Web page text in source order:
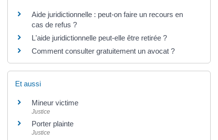
Aide juridictionnelle : peut-on faire un recours en
cas de refus ?
L'aide juridictionnelle peut-elle être retirée ?
Comment consulter gratuitement un avocat ?
Et aussi
Mineur victime
Justice
Porter plainte
Justice